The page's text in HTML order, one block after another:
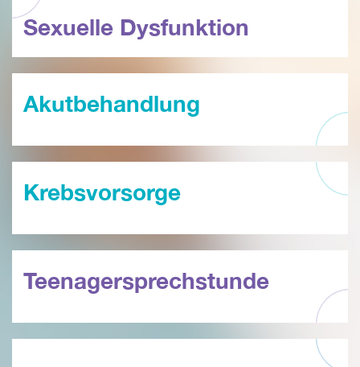
Sexuelle Dysfunktion
Akutbehandlung
Krebsvorsorge
Teenagersprechstunde